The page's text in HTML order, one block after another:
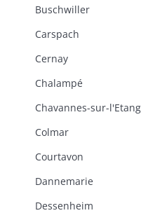
Buschwiller
Carspach
Cernay
Chalampé
Chavannes-sur-l'Etang
Colmar
Courtavon
Dannemarie
Dessenheim